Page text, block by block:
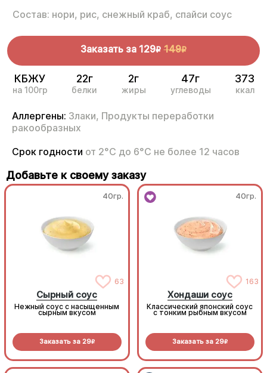
Состав: нори, рис, снежный краб, спайси соус
Заказать за 129R 149R
КБЖУ
на 100гр
22г
белки
2г
жиры
47г
углеводы
373
ккал
Аллергены: Злаки, Продукты переработки
ракообразных
Срок годности от 2°С до 6°С не более 12 часов
Добавьте к своему заказу
40гр.
63
Сырный соус
Нежный соус с насыщенным
сырным вкусом
Заказать за 29R
40гр.
163
Хондаши соус
Классический японский соус
с тонким рыбным вкусом
Заказать за 29R